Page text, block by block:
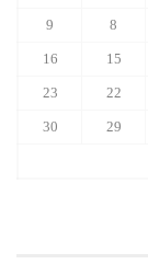
8
9
15
16
22
23
29
30